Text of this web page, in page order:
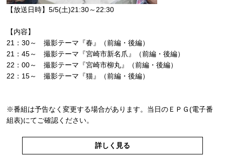
【放送日時】5/5(土)21:30～22:30
【内容】
21：30～ 撮影テーマ『春』（前編・後編）
21：45～ 撮影テーマ『宮崎市新名爪』（前編・後編）
22：00～ 撮影テーマ『宮崎市柳丸』（前編・後編）
22：15～ 撮影テーマ『猫』（前編・後編）
※番組は予告なく変更する場合があります。当日のＥＰＧ(電子番
組表)にてご確認ください。
詳しく見る